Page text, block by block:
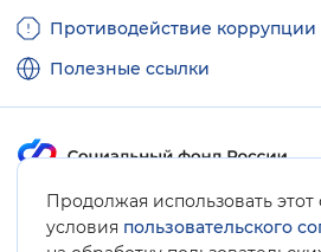
Продолжая использовать
условия пользовательского
Противодействие коррупции
Полезные ссылки
Карта сайта